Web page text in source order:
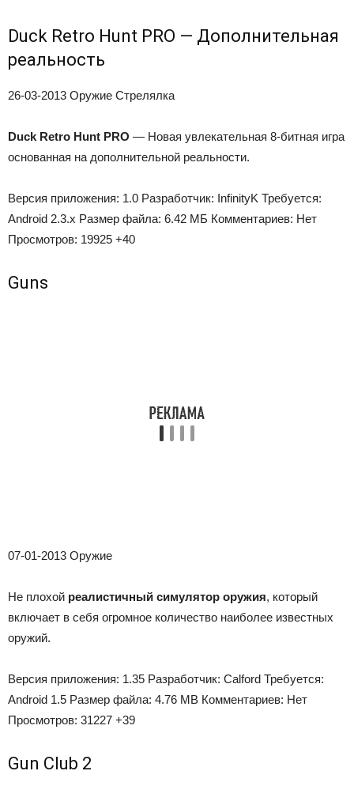
Duck Retro Hunt PRO — Дополнительная
реальность
26-03-2013 Оружие Стрелялка
Duck Retro Hunt PRO — Новая увлекательная 8-битная игра
основанная на дополнительной реальности.
Версия приложения: 1.0 Разработчик: InfinityK Требуется:
Android 2.3.x Размер файла: 6.42 МБ Комментариев: Нет
Просмотров: 19925 +40
Guns
07-01-2013 Оружие
Не плохой реалистичный симулятор оружия, который
включает в себя огромное количество наиболее известных
оружий.
Версия приложения: 1.35 Разработчик: Calford Требуется:
Android 1.5 Размер файла: 4.76 MB Комментариев: Нет
Просмотров: 31227 +39
Gun Club 2